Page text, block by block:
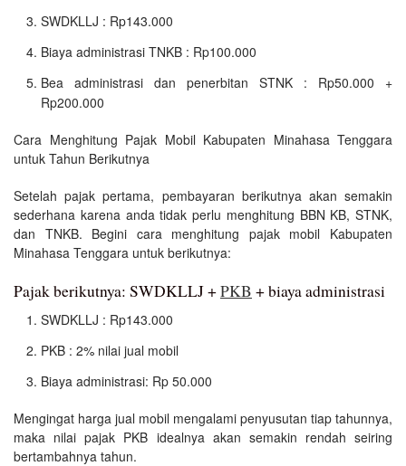
SWDKLLJ : Rp143.000
Biaya administrasi TNKB : Rp100.000
Bea administrasi dan penerbitan STNK : Rp50.000 +
Rp200.000
Cara Menghitung Pajak Mobil Kabupaten Minahasa Tenggara
untuk Tahun Berikutnya
Setelah pajak pertama, pembayaran berikutnya akan semakin
sederhana karena anda tidak perlu menghitung BBN KB, STNK,
dan TNKB. Begini cara menghitung pajak mobil Kabupaten
Minahasa Tenggara untuk berikutnya:
Pajak berikutnya: SWDKLLJ +PKB + biaya administrasi
SWDKLLJ : Rp143.000
PKB : 2% nilai jual mobil
Biaya administrasi: Rp 50.000
Mengingat harga jual mobil mengalami penyusutan tiap tahunnya,
maka nilai pajak PKB idealnya akan semakin rendah seiring
bertambahnya tahun.